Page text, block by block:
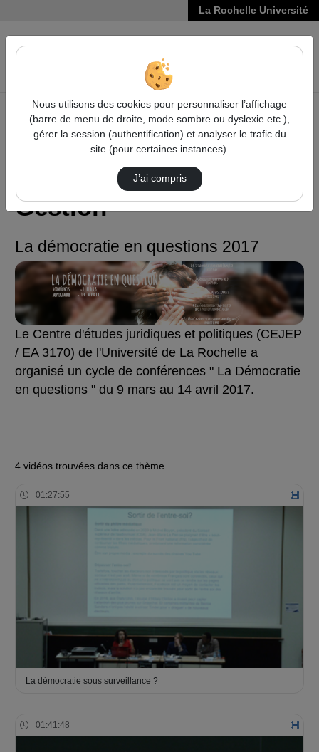
La Rochelle Université
VIDÉOS
Accueil
Droit, Économie, Gestion
La démocratie en questions 2017
Droit, Économie,
Gestion
La démocratie en questions 2017
Le Centre d'études juridiques et politiques (CEJEP
/ EA 3170) de l'Université de La Rochelle a
organisé un cycle de conférences " La Démocratie
en questions " du 9 mars au 14 avril 2017.
4 vidéos trouvées dans ce thème
01:27:55
La démocratie sous surveillance ?
01:41:48
Nous utilisons des cookies pour personnaliser l’affichage
(barre de menu de droite, mode sombre ou dyslexie etc.),
gérer la session (authentification) et analyser le trafic du
site (pour certaines instances).
J’ai compris